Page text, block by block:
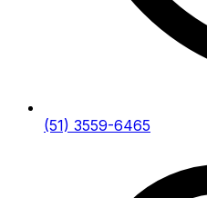
(51) 3559-6465